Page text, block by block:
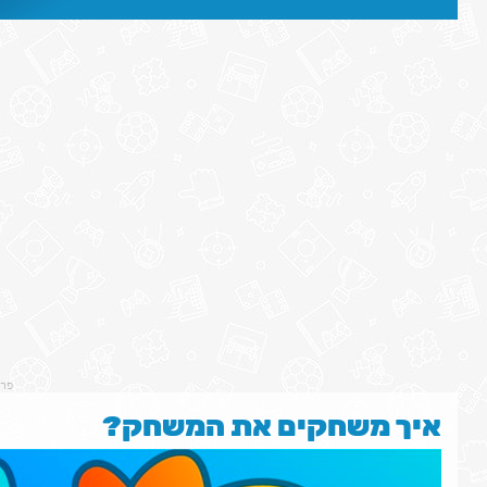
איך משחקים את המשחק?